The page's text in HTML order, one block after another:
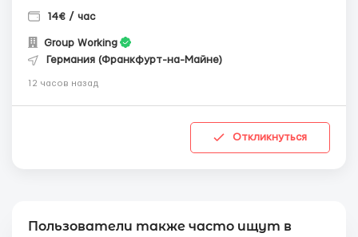
14€ / час
Group Working
Германия (Франкфурт-на-Майне)
12 часов назад
Откликнуться
Пользователи также часто ищут в